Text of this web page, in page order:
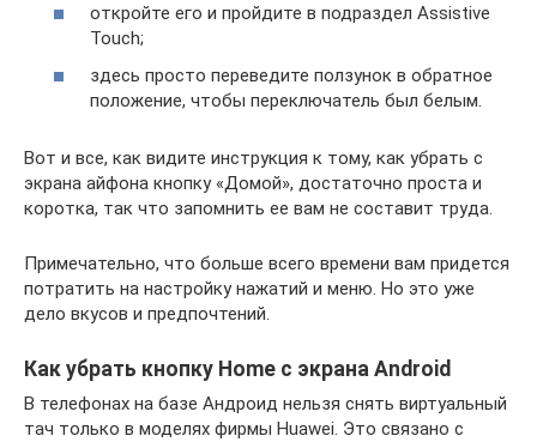
откройте его и пройдите в подраздел Assistive
Touch;
здесь просто переведите ползунок в обратное
положение, чтобы переключатель был белым.
Вот и все, как видите инструкция к тому, как убрать с
экрана айфона кнопку «Домой», достаточно проста и
коротка, так что запомнить ее вам не составит труда.
Примечательно, что больше всего времени вам придется
потратить на настройку нажатий и меню. Но это уже
дело вкусов и предпочтений.
Как убрать кнопку Home с экрана Android
В телефонах на базе Андроид нельзя снять виртуальный
тач только в моделях фирмы Huawei. Это связано с